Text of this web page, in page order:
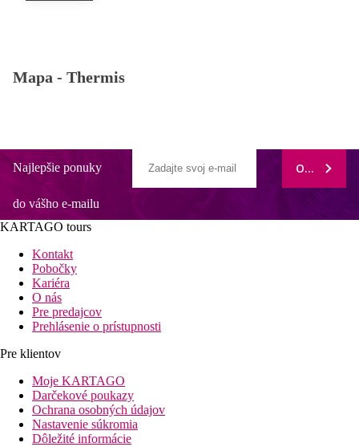
Mapa - Thermis
Najlepšie ponuky
do vášho e-mailu
ODOBERAŤ
KARTAGO tours
Kontakt
Pobočky
Kariéra
O nás
Pre predajcov
Prehlásenie o prístupnosti
Pre klientov
Moje KARTAGO
Darčekové poukazy
Ochrana osobných údajov
Nastavenie súkromia
Dôležité informácie